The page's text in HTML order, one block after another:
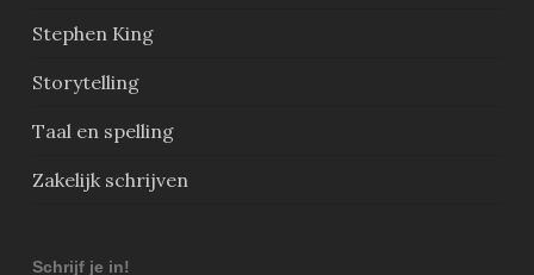
Stephen King
Storytelling
Taal en spelling
Zakelijk schrijven
Schrijf je in!